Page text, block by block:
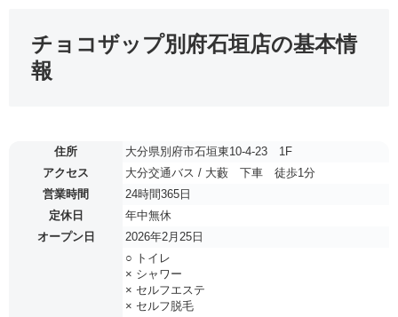
チョコザップ別府石垣店の基本情
報
住所
大分県別府市石垣東10-4-23 1F
アクセス
大分交通バス / 大藪 下車 徒歩1分
営業時間
24時間365日
定休日
年中無休
オープン日
2026年2月25日
○ トイレ
× シャワー
× セルフエステ
× セルフ脱毛